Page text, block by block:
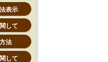
表示
して
法
して